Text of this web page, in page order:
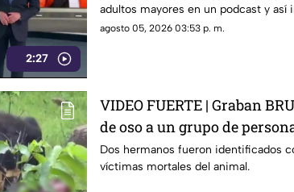
2:27
adultos mayores en un podcast y así
justificarse.
agosto 05, 2026 03:53 p. m.
VIDEO FUERTE | Graban
de oso a un grupo de
perdieron la vida
Dos hermanos fueron identificados
víctimas mortales del animal.